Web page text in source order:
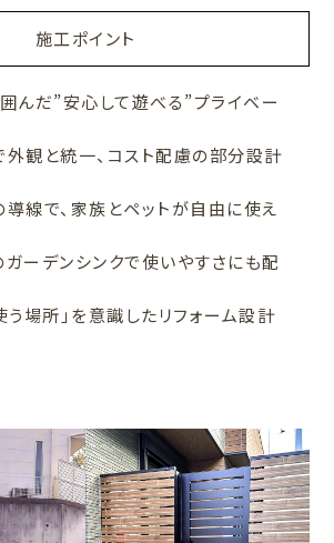
施工ポイント
囲んだ”安心して遊べる”プライベー
外観と統一、コスト配慮の部分設計
線で、家族とペットが自由に使え
ガーデンシンクで使いやすさにも配
う場所」を意識したリフォーム設計